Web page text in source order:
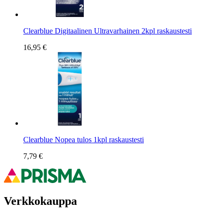
Clearblue Digitaalinen Ultravarhainen 2kpl raskaustesti
16,95 €
Clearblue Nopea tulos 1kpl raskaustesti
7,79 €
Verkkokauppa